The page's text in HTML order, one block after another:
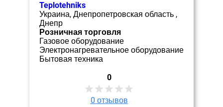
Teplotehniks
Украина, Днепропетровская область ,
Днепр
Розничная торговля
Газовое оборудование
Электронагревательное оборудование
Бытовая техника
0
0 отзывов